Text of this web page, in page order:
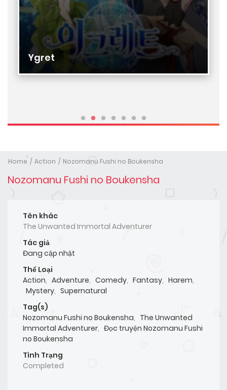
Ygret
Home Action Nozomanu Fushi no Boukensha
Nozomanu Fushi no Boukensha
Tên khác
The Unwanted Immortal Adventurer
Tác giả
Đang cập nhật
Thể Loại
Action, Adventure, Comedy, Fantasy, Harem,
Mystery, Supernatural
Tag(s)
Nozomanu Fushi no Boukensha, The Unwanted
Immortal Adventurer, Đọc truyện Nozomanu Fushi
no Boukensha
Tình Trạng
Completed